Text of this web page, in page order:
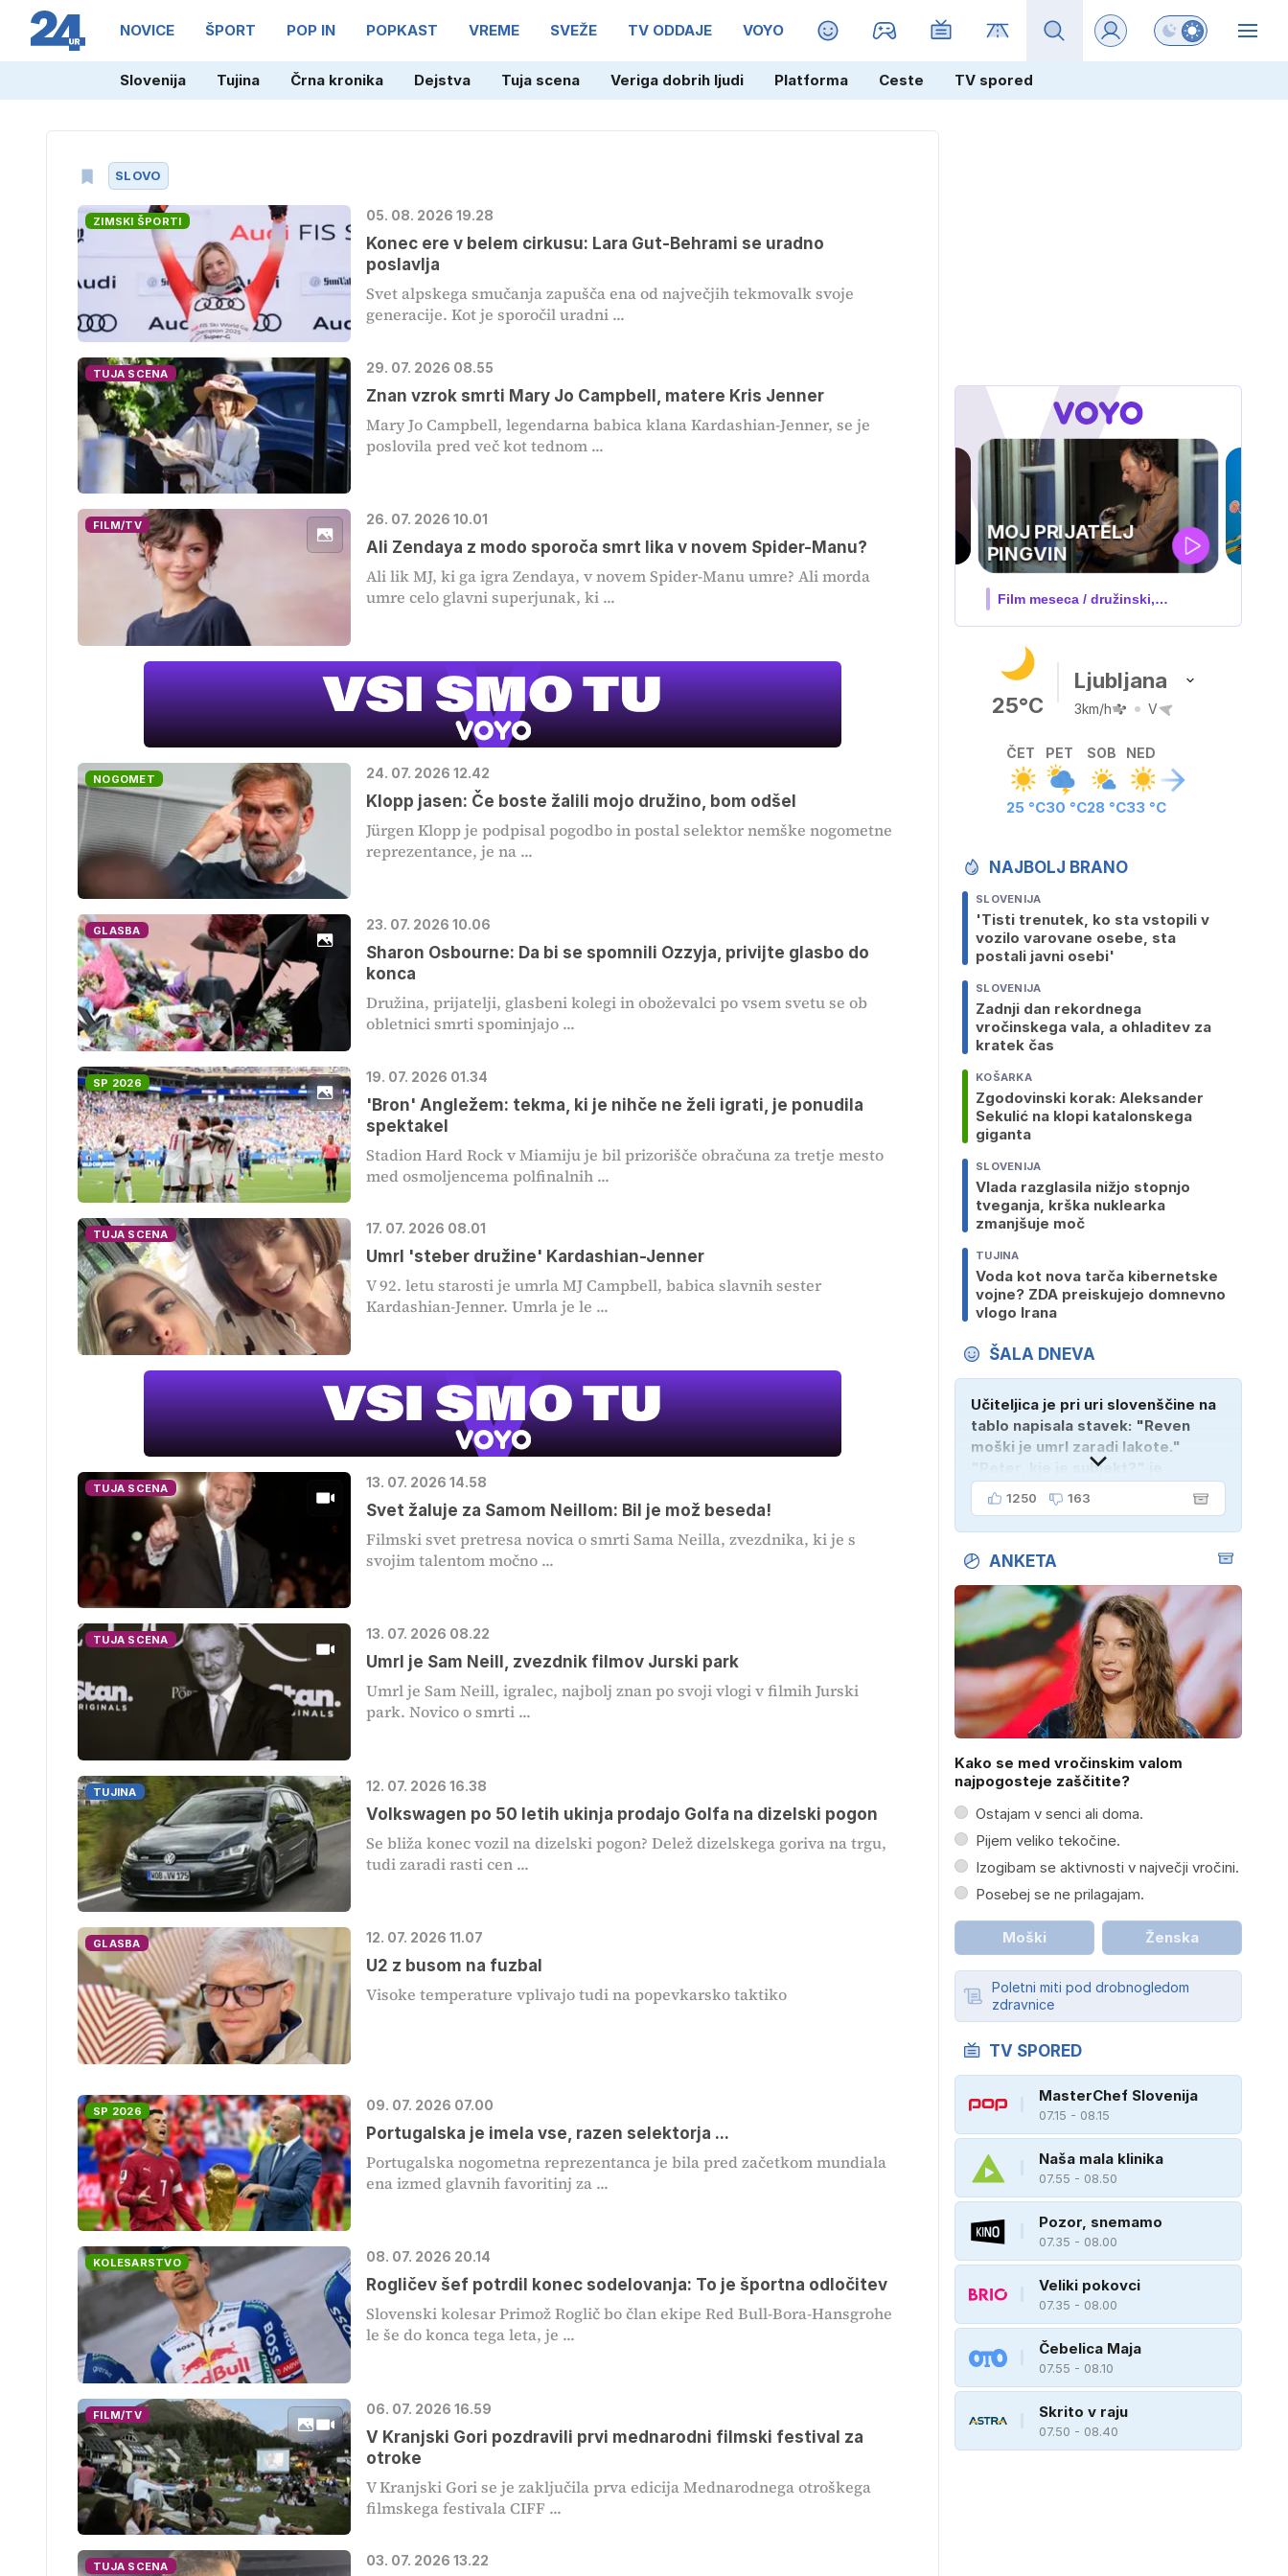
NOVICE ŠPORT POP IN POPKAST VREME SVEŽE TV ODDAJE VOYO MAGAZIN Preklopi barvni
Slovenija Tujina Črna kronika Dejstva Tuja scena Veriga dobrih ljudi Platforma Ceste TV spored
SLOVO
ZIMSKI ŠPORTI 05. 08. 2026 19.28
Konec ere v belem cirkusu: Lara Gut-Behrami se uradno
poslavlja
Svet alpskega smučanja zapušča ena od največjih tekmovalk svoje
generacije. Kot je sporočil uradni ...
TUJA SCENA 29. 07. 2026 08.55
Znan vzrok smrti Mary Jo Campbell, matere Kris Jenner
Mary Jo Campbell, legendarna babica klana Kardashian-Jenner, se je
poslovila pred več kot tednom ...
FILM/TV 26. 07. 2026 10.01
Ali Zendaya z modo sporoča smrt lika v novem Spider-Manu?
Ali lik MJ, ki ga igra Zendaya, v novem Spider-Manu umre? Ali morda
umre celo glavni superjunak, ki ...
NOGOMET 24. 07. 2026 12.42
Klopp jasen: Če boste žalili mojo družino, bom odšel
Jürgen Klopp je podpisal pogodbo in postal selektor nemške nogometne
reprezentance, je na ...
GLASBA 23. 07. 2026 10.06
Sharon Osbourne: Da bi se spomnili Ozzyja, privijte glasbo do
konca
Družina, prijatelji, glasbeni kolegi in oboževalci po vsem svetu se ob
obletnici smrti spominjajo ...
SP 2026 19. 07. 2026 01.34
'Bron' Angležem: tekma, ki je nihče ne želi igrati, je ponudila
spektakel
Stadion Hard Rock v Miamiju je bil prizorišče obračuna za tretje mesto
med osmoljencema polfinalnih ...
TUJA SCENA 17. 07. 2026 08.01
Umrl 'steber družine' Kardashian-Jenner
V 92. letu starosti je umrla MJ Campbell, babica slavnih sester
Kardashian-Jenner. Umrla je le ...
TUJA SCENA 13. 07. 2026 14.58
Svet žaluje za Samom Neillom: Bil je mož beseda!
Filmski svet pretresa novica o smrti Sama Neilla, zvezdnika, ki je s
svojim talentom močno ...
TUJA SCENA 13. 07. 2026 08.22
Umrl je Sam Neill, zvezdnik filmov Jurski park
Umrl je Sam Neill, igralec, najbolj znan po svoji vlogi v filmih Jurski
park. Novico o smrti ...
TUJINA 12. 07. 2026 16.38
Volkswagen po 50 letih ukinja prodajo Golfa na dizelski pogon
Se bliža konec vozil na dizelski pogon? Delež dizelskega goriva na trgu,
tudi zaradi rasti cen ...
GLASBA 12. 07. 2026 11.07
U2 z busom na fuzbal
Visoke temperature vplivajo tudi na popevkarsko taktiko
SP 2026 09. 07. 2026 07.00
Portugalska je imela vse, razen selektorja ...
Portugalska nogometna reprezentanca je bila pred začetkom mundiala
ena izmed glavnih favoritinj za ...
KOLESARSTVO 08. 07. 2026 20.14
Rogličev šef potrdil konec sodelovanja: To je športna odločitev
Slovenski kolesar Primož Roglič bo član ekipe Red Bull-Bora-Hansgrohe
le še do konca tega leta, je ...
FILM/TV 06. 07. 2026 16.59
V Kranjski Gori pozdravili prvi mednarodni filmski festival za
otroke
V Kranjski Gori se je zaključila prva edicija Mednarodnega otroškega
filmskega festivala CIFF ...
TUJA SCENA 03. 07. 2026 13.22
IQ 160
Nova hrvaška serija
25°C
Ljubljana
3km/h V
ČET
25 °C
PET
30 °C
SOB
28 °C
NED
33 °C
NAJBOLJ BRANO
SLOVENIJA
'Tisti trenutek, ko sta vstopili v
vozilo varovane osebe, sta
postali javni osebi'
SLOVENIJA
Zadnji dan rekordnega
vročinskega vala, a ohladitev za
kratek čas
KOŠARKA
Zgodovinski korak: Aleksander
Sekulić na klopi katalonskega
giganta
SLOVENIJA
Vlada razglasila nižjo stopnjo
tveganja, krška nuklearka
zmanjšuje moč
TUJINA
Voda kot nova tarča kibernetske
vojne? ZDA preiskujejo domnevno
vlogo Irana
ŠALA DNEVA
Učiteljica je pri uri slovenščine na
tablo napisala stavek: "Reven
moški je umrl zaradi lakote."
"Peter, kje je subjekt?" je
vprašala. "Verjetno na
pokopališču!"
1250 163
ANKETA
Kako se med vročinskim valom
najpogosteje zaščitite?
Ostajam v senci ali doma.
Pijem veliko tekočine.
Izogibam se aktivnosti v največji vročini.
Posebej se ne prilagajam.
Moški Ženska
Poletni miti pod drobnogledom
zdravnice
TV SPORED
MasterChef Slovenija
07.15 - 08.15
Naša mala klinika
07.55 - 08.50
Pozor, snemamo
07.35 - 08.00
Veliki pokovci
07.35 - 08.00
Čebelica Maja
07.55 - 08.10
Skrito v raju
07.50 - 08.40